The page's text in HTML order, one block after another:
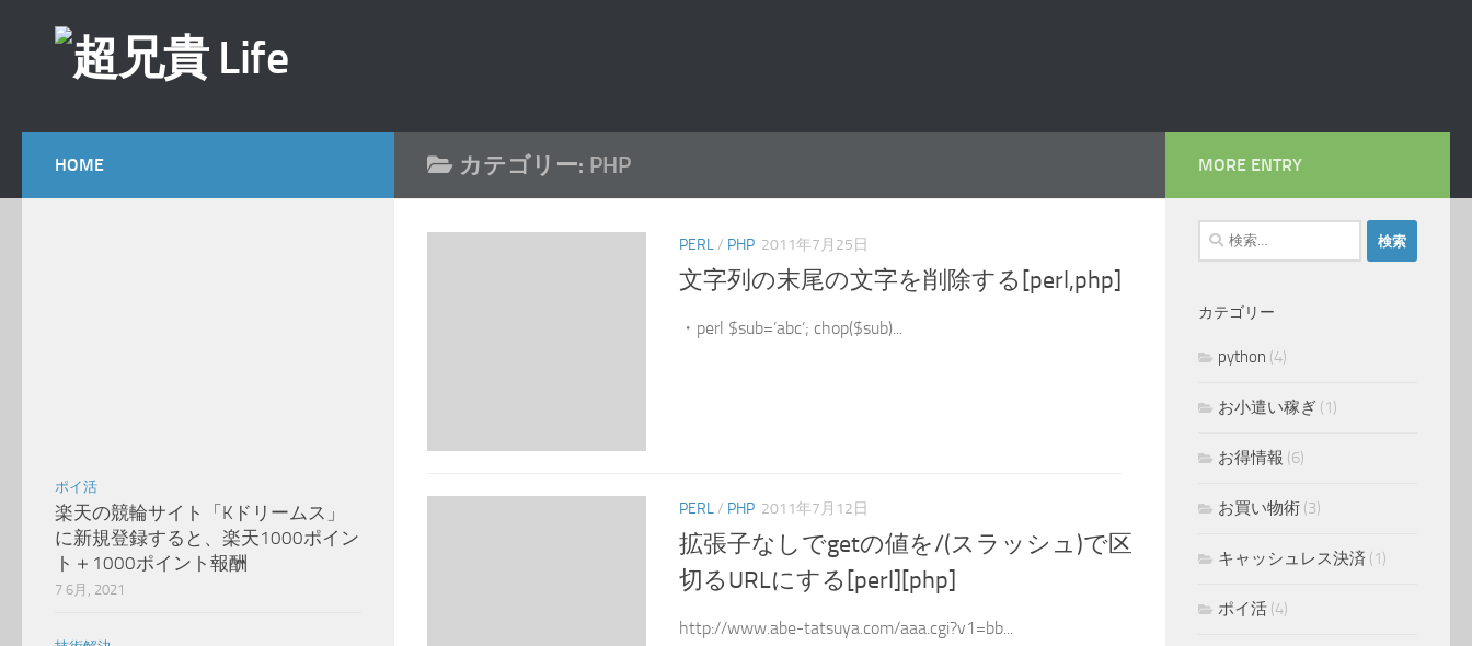
コンテンツへスキップ
カテゴリー: PHP
PERL/ PHP 2011年7月25日
文字列の末尾の文字を削除する[perl,php]
・perl $sub=’abc’; chop($sub)...
PERL/ PHP 2011年7月12日
拡張子なしでgetの値を/(スラッシュ)で区
切るURLにする[perl][php]
http://www.abe-tatsuya.com/aaa.cgi?v1=bb...
HOME
ポイ活
楽天の競輪サイト「Kドリームス」
に新規登録すると、楽天1000ポイン
ト＋1000ポイント報酬
7 6月, 2021
MORE ENTRY
検
索:
カテゴリー
python (4)
お小遣い稼ぎ (1)
お得情報 (6)
お買い物術 (3)
キャッシュレス決済 (1)
ポイ活 (4)